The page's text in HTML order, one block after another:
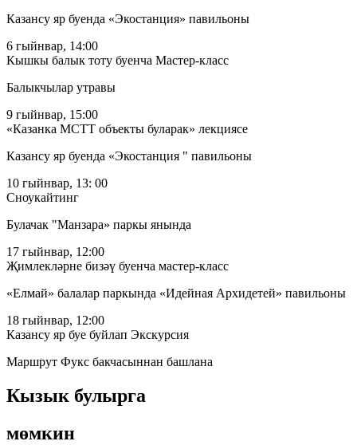
Казансу яр буенда «Экостанция» павильоны
6 гыйнвар, 14:00
Кышкы балык тоту буенча Мастер-класс
Балыкчылар утравы
9 гыйнвар, 15:00
«Казанка МСТТ объекты буларак» лекциясе
Казансу яр буенда «Экостанция " павильоны
10 гыйнвар, 13: 00
Сноукайтинг
Булачак "Манзара» паркы янында
17 гыйнвар, 12:00
Җимлекләрне бизәү буенча мастер-класс
«Елмай» балалар паркында «Идейная Архидетей» павильоны
18 гыйнвар, 12:00
Казансу яр буе буйлап Экскурсия
Маршрут Фукс бакчасыннан башлана
Кызык булырга
мөмкин